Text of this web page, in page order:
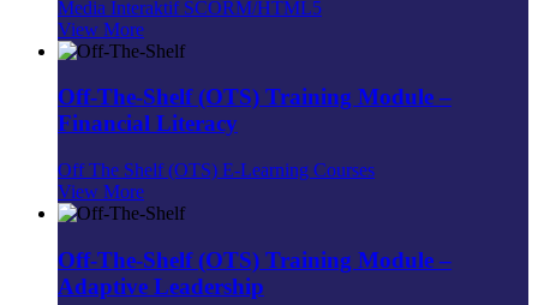
Media Interaktif SCORM/HTML5
View More
Off-The-Shelf (OTS) Training Module –
Financial Literacy
Off The Shelf (OTS) E-Learning Courses
View More
Off-The-Shelf (OTS) Training Module –
Adaptive Leadership